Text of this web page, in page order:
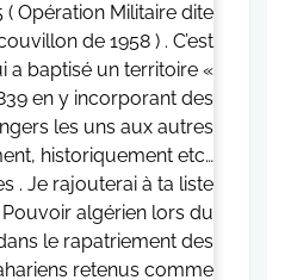
( Opération Militaire dite
de 1958 ) . C’est
a baptisé un territoire «
en y incorporant des
les uns aux autres
historiquement etc…
. Je rajouterai à ta liste
Pouvoir algérien lors du
le rapatriement des
retenus comme